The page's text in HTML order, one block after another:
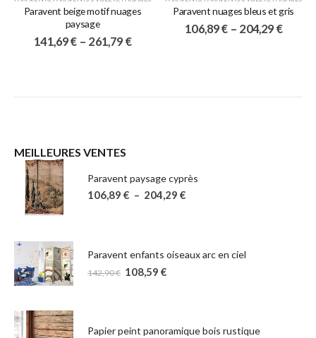
Paravent beige motif nuages
paysage
141,69€ – 261,79 €
Paravent nuages bleus et gris
106,89€ – 204,29 €
MEILLEURES VENTES
Paravent paysage cyprès
106,89 € – 204,29 €
Paravent enfants oiseaux arc en ciel
142,90€ 108,59 €
Papier peint panoramique bois rustique